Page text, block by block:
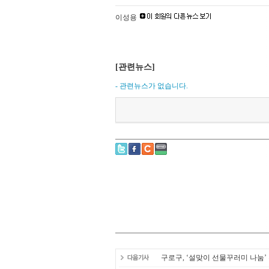
이성용
[관련뉴스]
- 관련뉴스가 없습니다.
구로구, ‘설맞이 선물꾸러미 나눔’